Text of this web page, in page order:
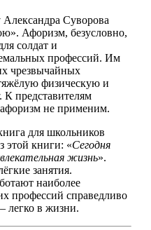
Александра Суворова
Афоризм, безусловно,
солдат и
профессий. Им
чрезвычайных
физическую и
К представителям
не применим.
для школьников
этой книги: «Сегодня
жизнь».
занятия.
наиболее
профессий справедливо
легко в жизни.